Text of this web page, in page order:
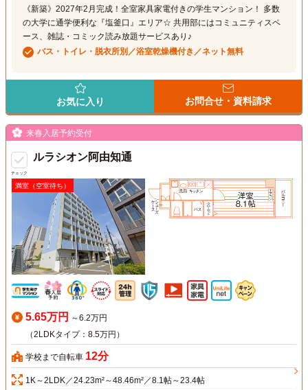
《新築》2027年2月完成！全室家具家電付きの学生マンション！ 多数
の大学に通学便利な『塩釜口』エリア☆ 共用部にはコミュニティスペ
ース、雑誌・コミック読み放題サービスあり♪
バス・トイレ・脱衣所別／浴室乾燥機付き／ネット無料
お気に入り お問合せ・資料請求
チェック
来春入居予約受付
ルラシオン阿由知通
満室（空室待ち）
5.65万円 ～6.2万円
（2LDKタイプ：8.5万円）
学校まで自転車 12分
1K～2LDK／24.23m²～48.46m²／8.1帖～23.4帖